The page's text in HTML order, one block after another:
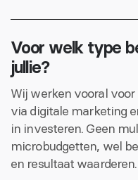
Voor welk type
jullie?
Wij werken vooral voor
via digitale marketing
in investeren. Geen
microbudgetten, wel
en resultaat waarderen.